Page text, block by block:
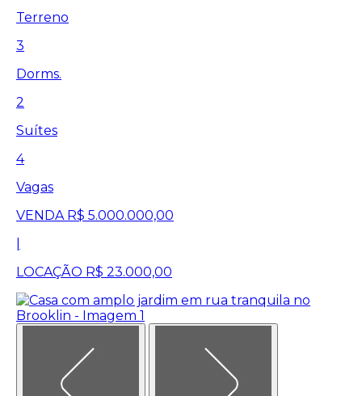
Terreno
3
Dorms.
2
Suítes
4
Vagas
VENDA R$ 5.000.000,00
LOCAÇÃO R$ 23.000,00